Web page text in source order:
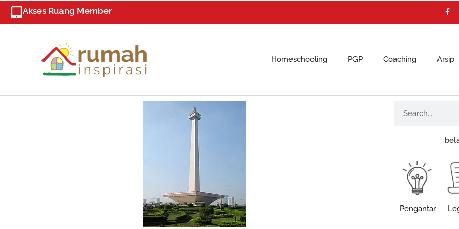
Skip
content
Akses Ruang Member
a
c
e
Homeschooling PGP Coaching Arsip
Pengantar